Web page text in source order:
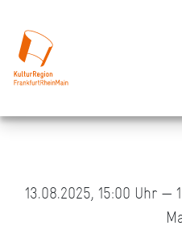
13.08.2025, 15:00 Uhr —